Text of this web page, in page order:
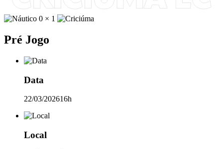
0 × 1
Pré Jogo
Data
22/03/202616h
Local